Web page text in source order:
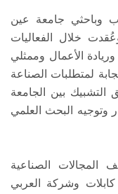
وباحثي جامعة عين
خلال الفعاليات
الأعمال وممثلي
لمتطلبات الصناعة
التشبيك بين الجامعة
وتوجيه البحث العلمي
مختلف المجالات الصناعية
وشركة العربي